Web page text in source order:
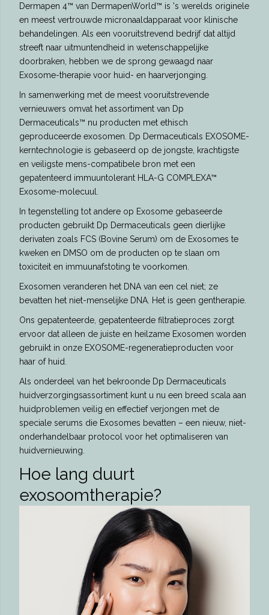
Dermapen 4™ van DermapenWorld™ is 's werelds originele
en meest vertrouwde micronaaldapparaat voor klinische
behandelingen. Als een vooruitstrevend bedrijf dat altijd
streeft naar uitmuntendheid in wetenschappelijke
doorbraken, hebben we de sprong gewaagd naar
Exosome-therapie voor huid- en haarverjonging.
In samenwerking met de meest vooruitstrevende
vernieuwers omvat het assortiment van Dp
Dermaceuticals™ nu producten met ethisch
geproduceerde exosomen. Dp Dermaceuticals EXOSOME-
kerntechnologie is gebaseerd op de jongste, krachtigste
en veiligste mens-compatibele bron met een
gepatenteerd immuuntolerant HLA-G COMPLEXA™
Exosome-molecuul.
In tegenstelling tot andere op Exosome gebaseerde
producten gebruikt Dp Dermaceuticals geen dierlijke
derivaten zoals FCS (Bovine Serum) om de Exosomes te
kweken en DMSO om de producten op te slaan om
toxiciteit en immuunafstoting te voorkomen.
Exosomen veranderen het DNA van een cel niet; ze
bevatten het niet-menselijke DNA. Het is geen gentherapie.
Ons gepatenteerde, gepatenteerde filtratieproces zorgt
ervoor dat alleen de juiste en heilzame Exosomen worden
gebruikt in onze EXOSOME-regeneratieproducten voor
haar of huid.
Als onderdeel van het bekroonde Dp Dermaceuticals
huidverzorgingsassortiment kunt u nu een breed scala aan
huidproblemen veilig en effectief verjongen met de
speciale serums die Exosomes bevatten – een nieuw, niet-
onderhandelbaar protocol voor het optimaliseren van
huidvernieuwing.
Hoe lang duurt
exosoomtherapie?